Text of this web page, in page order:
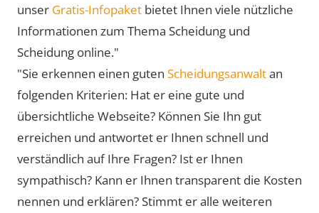
unser Gratis-Infopaket bietet Ihnen viele nützliche
Informationen zum Thema Scheidung und
Scheidung online."
"Sie erkennen einen guten Scheidungsanwaltan
folgenden Kriterien: Hat er eine gute und
übersichtliche Webseite? Können Sie Ihn gut
erreichen und antwortet er Ihnen schnell und
verständlich auf Ihre Fragen? Ist er Ihnen
sympathisch? Kann er Ihnen transparent die Kosten
nennen und erklären? Stimmt er alle weiteren